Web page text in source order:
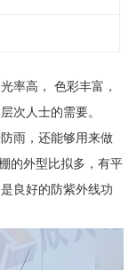
率高， 色彩丰富，
次人士的需要。
雨，还能够用来做
的外型比拟多，有平
良好的防紫外线功